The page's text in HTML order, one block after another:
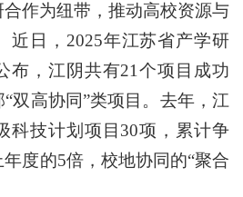
作为纽带，推动高校资源与
近日，2025年江苏省产学研
布，江阴共有21个项目成功
双高协同”类项目。去年，江
科技计划项目30项，累计争
度的5倍，校地协同的“聚合